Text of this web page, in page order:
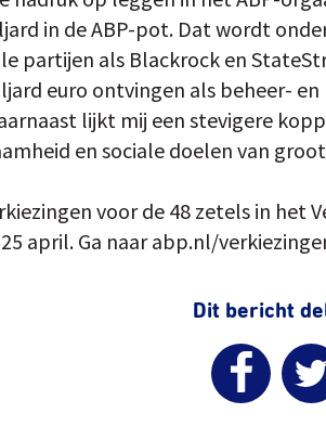
in de ABP-pot. Dat wordt
partijen als Blackrock en
euro ontvingen als beheer-
lijkt mij een stevigere
en sociale doelen van
voor de 48 zetels in het
april. Ga naar abp.nl/
Dit bericht